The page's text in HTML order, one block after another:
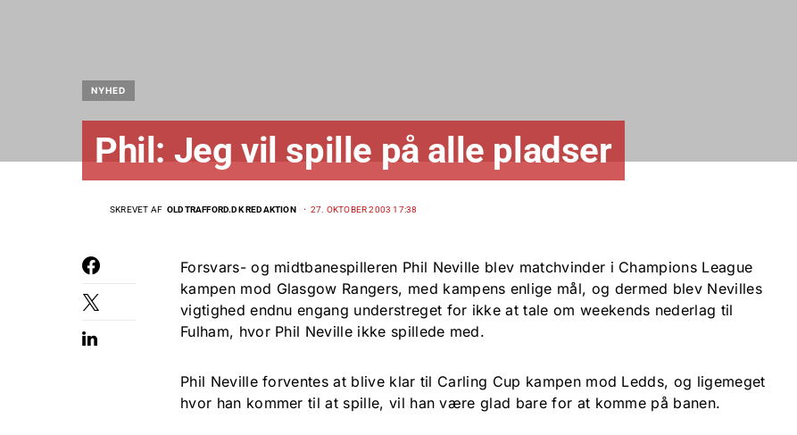
NYHED
Phil: Jeg vil spille på alle pladser
SKREVET AF OLDTRAFFORD.DK REDAKTION 27. OKTOBER 2003 17:38
Forsvars- og midtbanespilleren Phil Neville blev matchvinder i Champions League
kampen mod Glasgow Rangers, med kampens enlige mål, og dermed blev Nevilles
vigtighed endnu engang understreget for ikke at tale om weekends nederlag til
Fulham, hvor Phil Neville ikke spillede med.
Phil Neville forventes at blive klar til Carling Cup kampen mod Ledds, og ligemeget
hvor han kommer til at spille, vil han være glad bare for at komme på banen.